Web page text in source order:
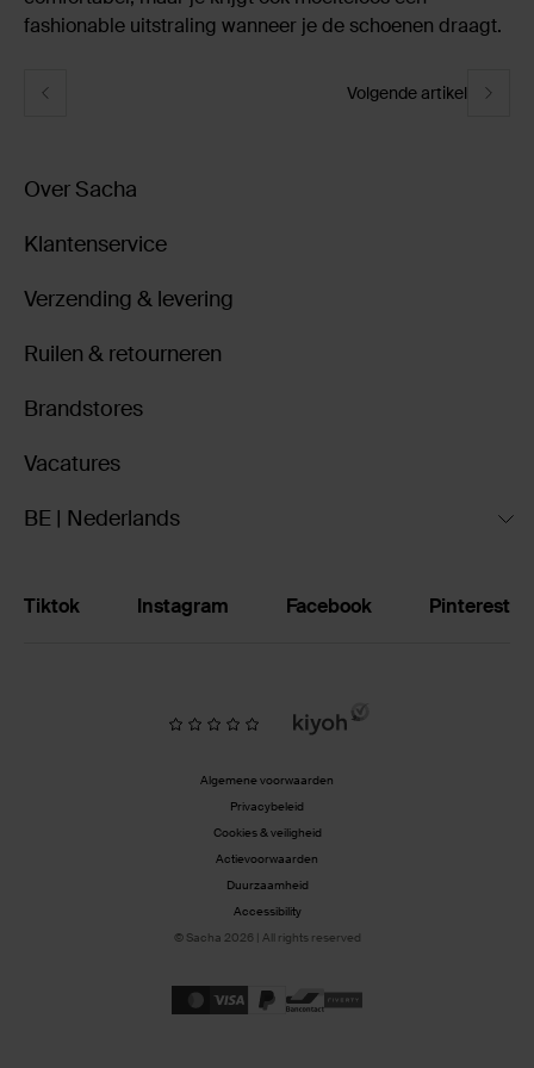
fashionable uitstraling wanneer je de schoenen draagt.
Volgende artikel
Over Sacha
Klantenservice
Verzending & levering
Ruilen & retourneren
Brandstores
Vacatures
BE | Nederlands
Tiktok Instagram Facebook Pinterest
Algemene voorwaarden
Privacybeleid
Cookies & veiligheid
Actievoorwaarden
Duurzaamheid
Accessibility
© Sacha 2026 | All rights reserved